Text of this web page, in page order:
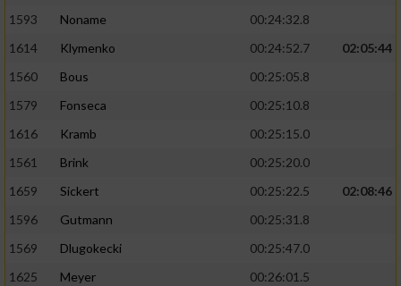
1593
Noname
00:24:32.8
1614
Klymenko 00:24:52.7
02:05:44
1560
Bous
00:25:05.8
1579
Fonseca
00:25:10.8
1616
Kramb
00:25:15.0
1561
Brink
00:25:20.0
1659
Sickert 00:25:22.5
02:08:46
1596
Gutmann
00:25:31.8
1569
Dlugokecki
00:25:47.0
1625
Meyer
00:26:01.5